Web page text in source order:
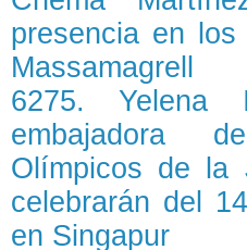
presencia en
Massamagrell
6275. Yelena
embajadora
Olímpicos de la
celebrarán del
en Singapur